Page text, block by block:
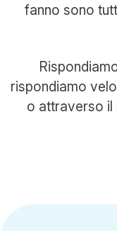
fanno sono
rispondiamo
o attraverso il